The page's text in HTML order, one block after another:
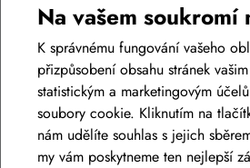
499 Kč
Skladem eshop
Do košíku
Na vašem soukromí
K správnému fungování vašeho
přizpůsobení obsahu stránek
statistickým a marketingovým
soubory cookie. Kliknutím na
nám udělíte souhlas s jejich
my vám poskytneme ten nejlepší